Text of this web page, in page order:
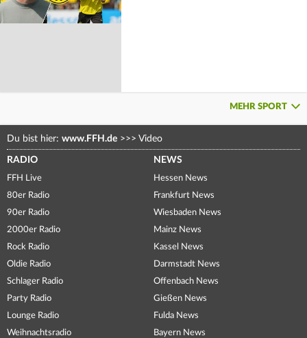
MEHR SPORT
Du bist hier: www.FFH.de >>> Video
RADIO
FFH Live
80er Radio
90er Radio
2000er Radio
Rock Radio
Oldie Radio
Schlager Radio
Party Radio
Lounge Radio
Weihnachtsradio
NEWS
Hessen News
Frankfurt News
Wiesbaden News
Mainz News
Kassel News
Darmstadt News
Offenbach News
Gießen News
Fulda News
Bayern News